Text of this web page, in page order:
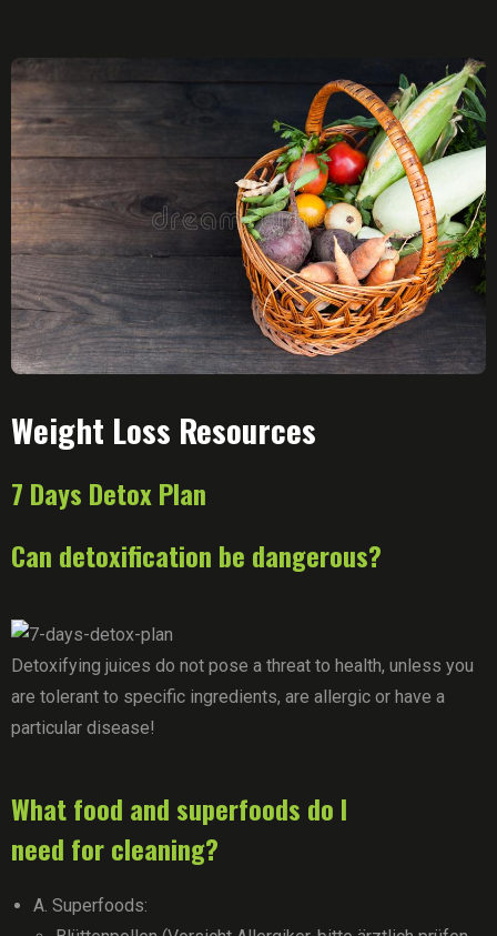
Weight Loss Resources
7 Days Detox Plan
Can detoxification be dangerous?
Detoxifying juices do not pose a threat to health, unless you
are tolerant to specific ingredients, are allergic or have a
particular disease!
What food and superfoods do I
need for cleaning?
A. Superfoods: